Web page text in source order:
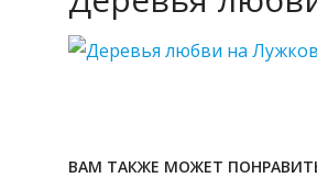
ВАМ ТАКЖЕ МОЖЕТ